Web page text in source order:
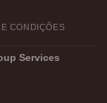
CONDIÇÕES
Services